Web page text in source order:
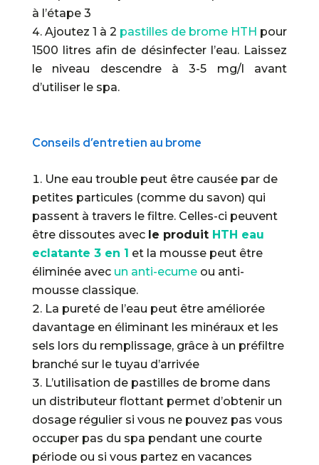
à l’étape 3
Ajoutez 1 à 2 pastilles de brome HTH pour
1500 litres afin de désinfecter l’eau. Laissez
le niveau descendre à 3-5 mg/l avant
d’utiliser le spa.
Conseils d’entretien au brome
Une eau trouble peut être causée par de
petites particules (comme du savon) qui
passent à travers le filtre. Celles-ci peuvent
être dissoutes avec le produit HTH eau
eclatante 3 en 1 et la mousse peut être
éliminée avec un anti-ecume ou anti-
mousse classique.
La pureté de l’eau peut être améliorée
davantage en éliminant les minéraux et les
sels lors du remplissage, grâce à un préfiltre
branché sur le tuyau d’arrivée
L’utilisation de pastilles de brome dans
un distributeur flottant permet d’obtenir un
dosage régulier si vous ne pouvez pas vous
occuper pas du spa pendant une courte
période ou si vous partez en vacances